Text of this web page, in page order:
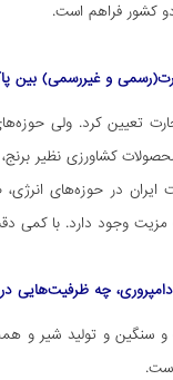
کشور فراهم است.
و غیررسمی) بین
تعیین کرد. ولی
کشاورزی نظیر
در حوزه‌های انرژی،
وجود دارد. با کمی
چه ظرفیت‌هایی
سنگین و تولید شیر و